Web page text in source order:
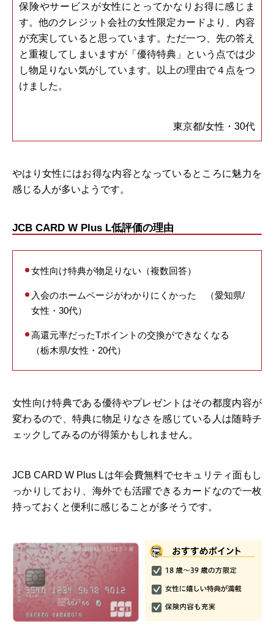
保険やサービスが女性にとってかなりお得に感じま
す。他のクレジット会社の女性限定カードより、内容
が充実していると思っています。ただ一つ、先の答え
と重複してしまいますが「優待特典」という点では少
し物足りない気がしています。以上の理由で４点をつ
けました。
東京都/女性・30代
やはり女性にはお得な内容となっているところに魅力を
感じる人が多いようです。
JCB CARD W Plus L低評価の理由
女性向け特典が物足りない（複数回答）
入会のホームページがわかりにくかった （愛知県/
女性・30代）
高還元率だったTポイントの交換ができなくなる
（栃木県/女性・20代）
女性向け特典である優待やプレゼントはその都度内容が
変わるので、特典に物足りなさを感じている人は随時チ
ェックしてみるのが得策かもしれません。
JCB CARD W Plus Lは年会費無料でセキュリティ面もし
っかりしており、海外でも活躍できるカードなので一枚
持っておくと便利に感じることが多そうです。